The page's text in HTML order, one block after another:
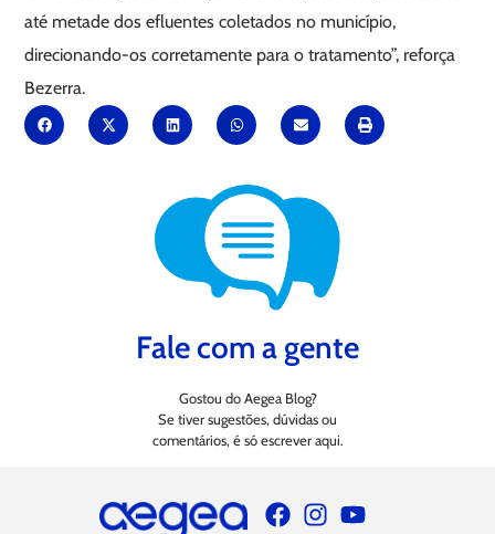
até metade dos efluentes coletados no município,
direcionando-os corretamente para o tratamento”, reforça
Bezerra.
Fale com a gente
Gostou do Aegea Blog?
Se tiver sugestões, dúvidas ou
comentários, é só escrever aqui.